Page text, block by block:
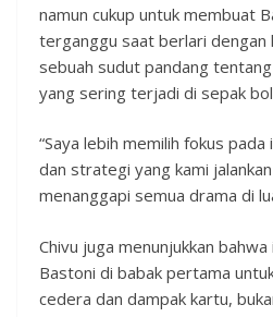
namun cukup untuk membuat
terganggu saat berlari
sebuah sudut pandang
yang sering terjadi di sepak
“Saya lebih memilih fokus
dan strategi yang kami
menanggapi semua drama di
Chivu juga menunjukkan
Bastoni di babak pertama
cedera dan dampak kartu,